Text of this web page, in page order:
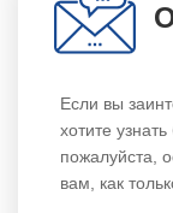
Если вы
хотите
пожалуйста,
вам, как